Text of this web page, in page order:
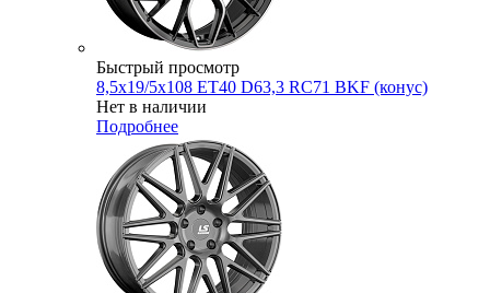
Быстрый просмотр
8,5x19/5x108 ET40 D63,3 RC71 BKF (конус)
Нет в наличии
Подробнее